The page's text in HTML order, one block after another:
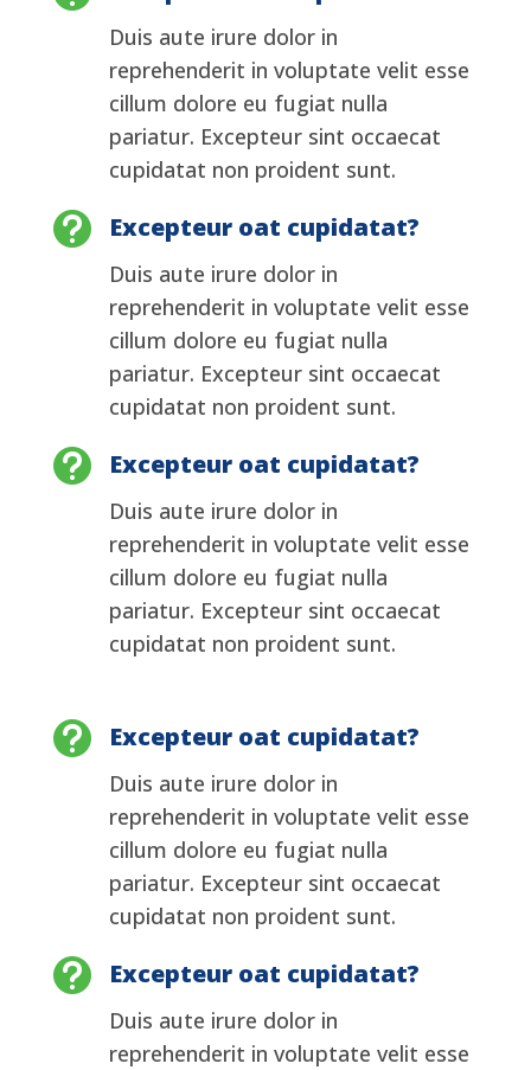
Duis aute irure dolor in
reprehenderit in voluptate velit esse
cillum dolore eu fugiat nulla
pariatur. Excepteur sint occaecat
cupidatat non proident sunt.
 Excepteur oat cupidatat?
Duis aute irure dolor in
reprehenderit in voluptate velit esse
cillum dolore eu fugiat nulla
pariatur. Excepteur sint occaecat
cupidatat non proident sunt.
 Excepteur oat cupidatat?
Duis aute irure dolor in
reprehenderit in voluptate velit esse
cillum dolore eu fugiat nulla
pariatur. Excepteur sint occaecat
cupidatat non proident sunt.
 Excepteur oat cupidatat?
Duis aute irure dolor in
reprehenderit in voluptate velit esse
cillum dolore eu fugiat nulla
pariatur. Excepteur sint occaecat
cupidatat non proident sunt.
 Excepteur oat cupidatat?
Duis aute irure dolor in
reprehenderit in voluptate velit esse